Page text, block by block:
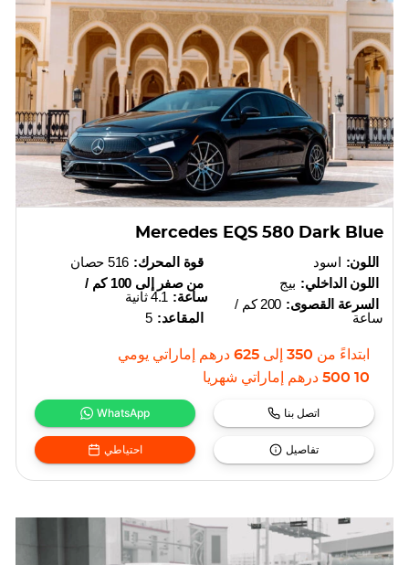
Mercedes EQS 580 Dark Blue
قوة المحرك: 516 حصان
من صفر إلى 100 كم /
ساعة: 4.1 ثانية
المقاعد: 5
اللون: اسود
اللون الداخلي: بيج
السرعة القصوى:
200 كم /
ساعة
ابتداءً من 350 إلى 625 درهم إماراتي يومي
10 500
درهم إماراتي شهريا
WhatsApp اتصل بنا
احتياطي تفاصيل